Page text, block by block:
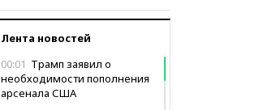
Лента новостей
00:01 Трамп заявил о
необходимости пополнения
арсенала США